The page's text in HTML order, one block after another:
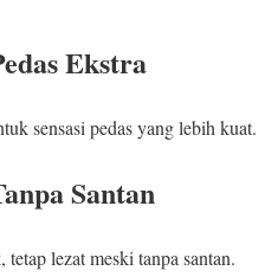
Ekstra
sensasi pedas yang lebih kuat.
Santan
lezat meski tanpa santan.